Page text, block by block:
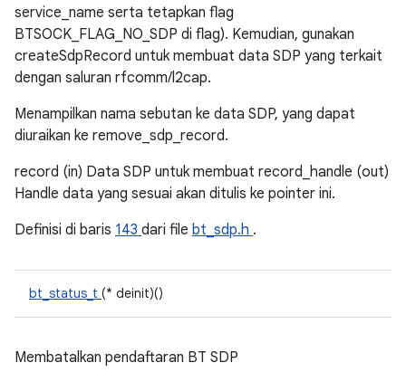
service_name serta tetapkan flag
BTSOCK_FLAG_NO_SDP di flag). Kemudian, gunakan
createSdpRecord untuk membuat data SDP yang terkait
dengan saluran rfcomm/l2cap.
Menampilkan nama sebutan ke data SDP, yang dapat
diuraikan ke remove_sdp_record.
record (in) Data SDP untuk membuat record_handle (out)
Handle data yang sesuai akan ditulis ke pointer ini.
Definisi di baris 143 dari file bt_sdp.h .
bt_status_t (* deinit)()
Membatalkan pendaftaran BT SDP